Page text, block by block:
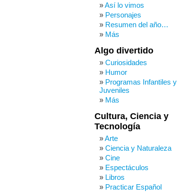
Así lo vimos
Personajes
Resumen del año…
Más
Algo divertido
Curiosidades
Humor
Programas Infantiles y
Juveniles
Más
Cultura, Ciencia y
Tecnología
Arte
Ciencia y Naturaleza
Cine
Espectáculos
Libros
Practicar Español